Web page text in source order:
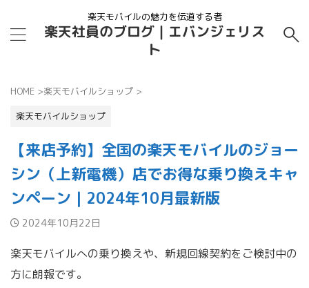
楽天モバイルの魅力を伝道する者
楽天社員のブログ｜エバンジェリス
ト
HOME >楽天モバイルショップ >
楽天モバイルショップ
【来店予約】全国の楽天モバイルのジョー
シン（上新電機）店でお得な乗り換えキャ
ンペーン｜2024年10月最新版
2024年10月22日
楽天モバイルへの乗り換えや、新規回線契約をご検討中の
方に朗報です。